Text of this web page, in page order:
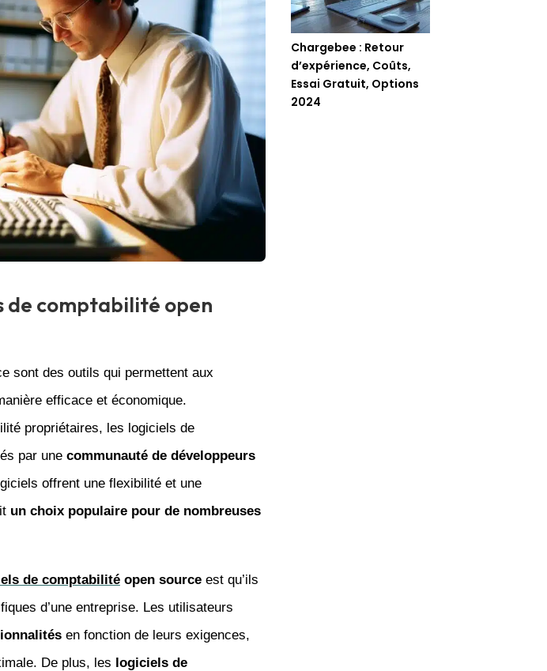
de comptabilité open
sont des outils qui permettent aux
efficace et économique.
propriétaires, les logiciels de
par une communauté de développeurs
offrent une flexibilité et une
un choix populaire pour de nombreuses
de comptabilitéopen sourceest qu’ils
d’une entreprise. Les utilisateurs
en fonction de leurs exigences,
De plus, les logiciels de
Chargebee : Retour
d’expérience, Coûts,
Essai Gratuit, Options
2024